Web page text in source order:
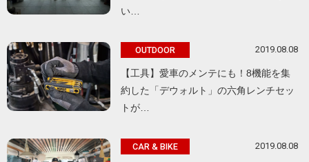
い…
OUTDOOR 2019.08.08
【工具】愛車のメンテにも！8機能を集
約した「デウォルト」の六角レンチセッ
トが…
CAR & BIKE 2019.08.08